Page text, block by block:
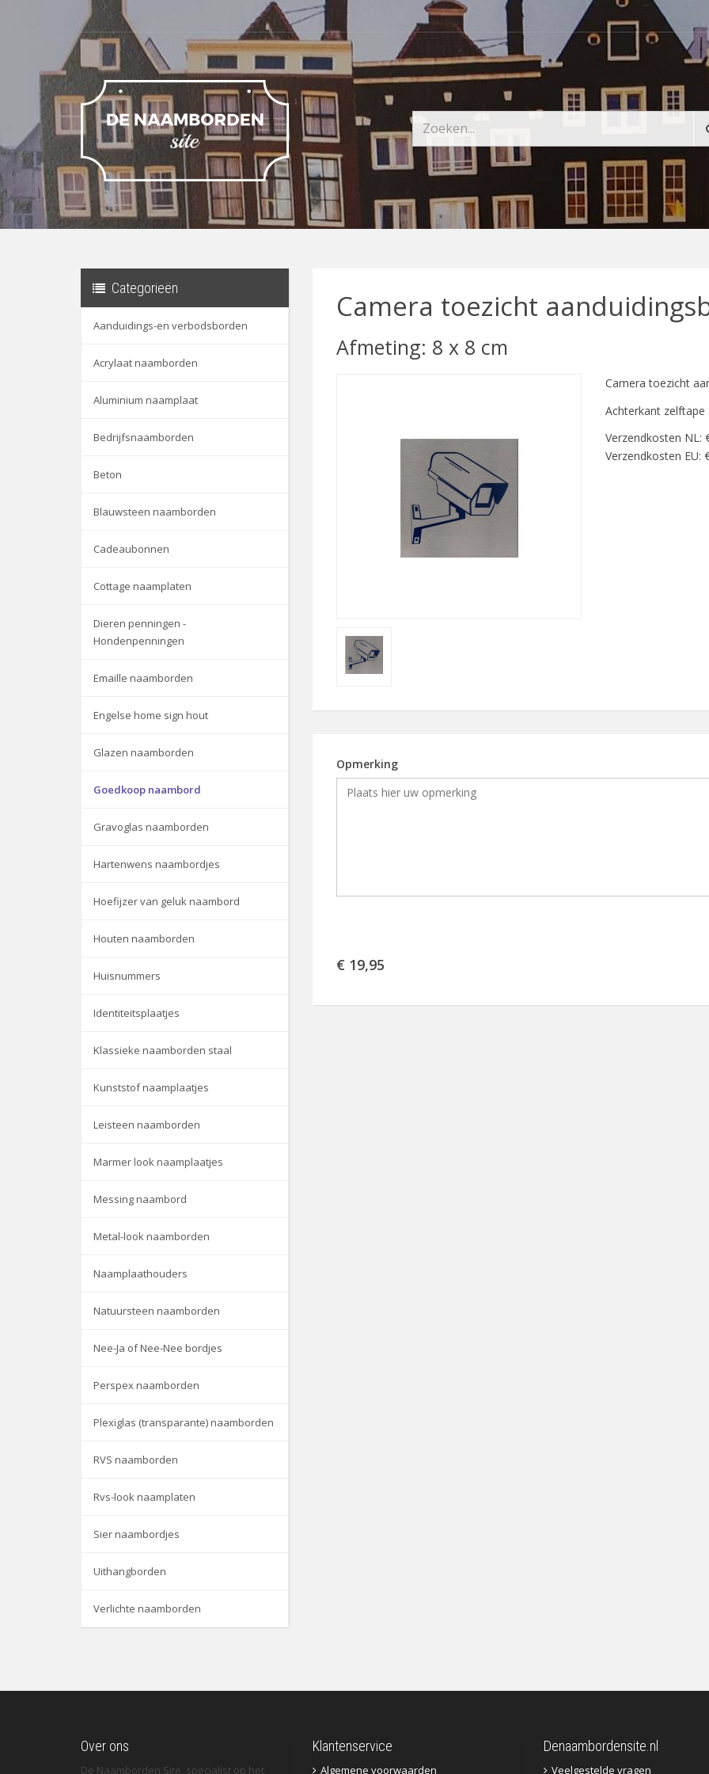
Categorieën
Aanduidings-en verbodsborden
Acrylaat naamborden
Aluminium naamplaat
Bedrijfsnaamborden
Beton
Blauwsteen naamborden
Cadeaubonnen
Cottage naamplaten
Dieren penningen -
Hondenpenningen
Emaille naamborden
Engelse home sign hout
Glazen naamborden
Goedkoop naambord
Gravoglas naamborden
Hartenwens naambordjes
Hoefijzer van geluk naambord
Houten naamborden
Huisnummers
Identiteitsplaatjes
Klassieke naamborden staal
Kunststof naamplaatjes
Leisteen naamborden
Marmer look naamplaatjes
Messing naambord
Metal-look naamborden
Naamplaathouders
Natuursteen naamborden
Nee-Ja of Nee-Nee bordjes
Perspex naamborden
Plexiglas (transparante) naamborden
RVS naamborden
Rvs-look naamplaten
Sier naambordjes
Uithangborden
Verlichte naamborden
Camera toezicht
Afmeting: 8 x 8 cm
Camera toezicht
Achterkant zelftape
Verzendkosten NL:
Verzendkosten EU:
Opmerking
€ 19,95
Over ons
De Naamborden Site, specialist op het
Klantenservice
Algemene voorwaarden
Denaambordensite.nl
Veelgestelde vragen